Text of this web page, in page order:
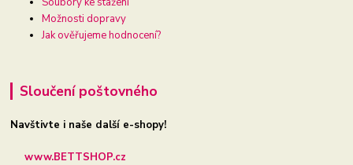
Možnosti dopravy
Jak ověřujeme hodnocení?
Sloučení poštovného
Navštivte i naše další e-shopy!
www.BETTSHOP.cz